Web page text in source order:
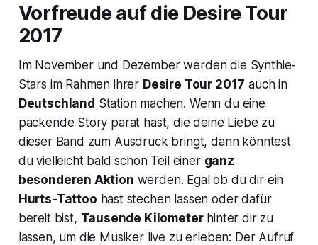
Vorfreude auf die Desire Tour
2017
Im November und Dezember werden die Synthie-
Stars im Rahmen ihrer Desire Tour 2017 auch in
Deutschland Station machen. Wenn du eine
packende Story parat hast, die deine Liebe zu
dieser Band zum Ausdruck bringt, dann könntest
du vielleicht bald schon Teil einer ganz
besonderen Aktion werden. Egal ob du dir ein
Hurts-Tattoo hast stechen lassen oder dafür
bereit bist, Tausende Kilometerhinter dir zu
lassen, um die Musiker live zu erleben: Der Aufruf